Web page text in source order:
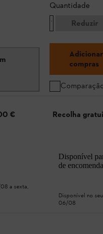
Quantidade
Reduzir
compras
€
a sexta,
Recolha
Disponível
de
Disponível no
06/08